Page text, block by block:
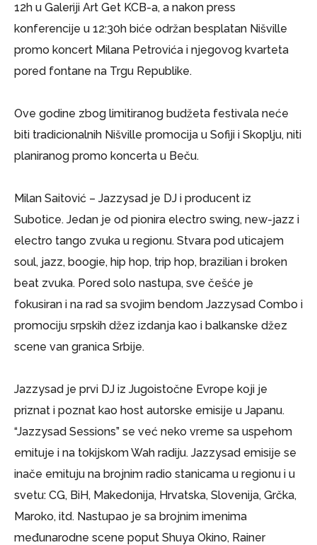
12h u Galeriji Art Get KCB-a, a nakon press
konferencije u 12:30h biće održan besplatan Nišville
promo koncert Milana Petrovića i njegovog kvarteta
pored fontane na Trgu Republike.
Ove godine zbog limitiranog budžeta festivala neće
biti tradicionalnih Nišville promocija u Sofiji i Skoplju, niti
planiranog promo koncerta u Beču.
Milan Saitović – Jazzysad je DJ i producent iz
Subotice. Jedan je od pionira electro swing, new-jazz i
electro tango zvuka u regionu. Stvara pod uticajem
soul, jazz, boogie, hip hop, trip hop, brazilian i broken
beat zvuka. Pored solo nastupa, sve češće je
fokusiran i na rad sa svojim bendom Jazzysad Combo i
promociju srpskih džez izdanja kao i balkanske džez
scene van granica Srbije.
Jazzysad je prvi DJ iz Jugoistočne Evrope koji je
priznat i poznat kao host autorske emisije u Japanu.
“Jazzysad Sessions” se već neko vreme sa uspehom
emituje i na tokijskom Wah radiju. Jazzysad emisije se
inače emituju na brojnim radio stanicama u regionu i u
svetu: CG, BiH, Makedonija, Hrvatska, Slovenija, Grčka,
Maroko, itd. Nastupao je sa brojnim imenima
međunarodne scene poput Shuya Okino, Rainer